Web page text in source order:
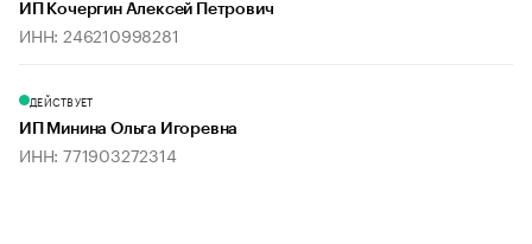
ИП Кочергин Алексей Петрович
ИНН: 246210998281
ДЕЙСТВУЕТ
ИП Минина Ольга Игоревна
ИНН: 771903272314